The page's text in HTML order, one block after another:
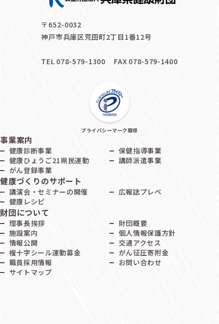
〒652-0032
神戸市兵庫区荒田町2丁目1番12号
TEL 078-579-1300 FAX 078-579-1400
プライバシーマーク取得
事業案内
健康診断事業
保健指導事業
健康ひょうご21県民運動
講師派遣事業
がん登録事業
健康づくりのサポート
講演会・セミナーの開催
広報誌プレベ
健康レシピ
財団について
理事長挨拶
財団概要
施設案内
個人情報保護方針
情報公開
交通アクセス
複十字シール運動募金
がん征圧寄附金
職員採用情報
お問い合わせ
サイトマップ